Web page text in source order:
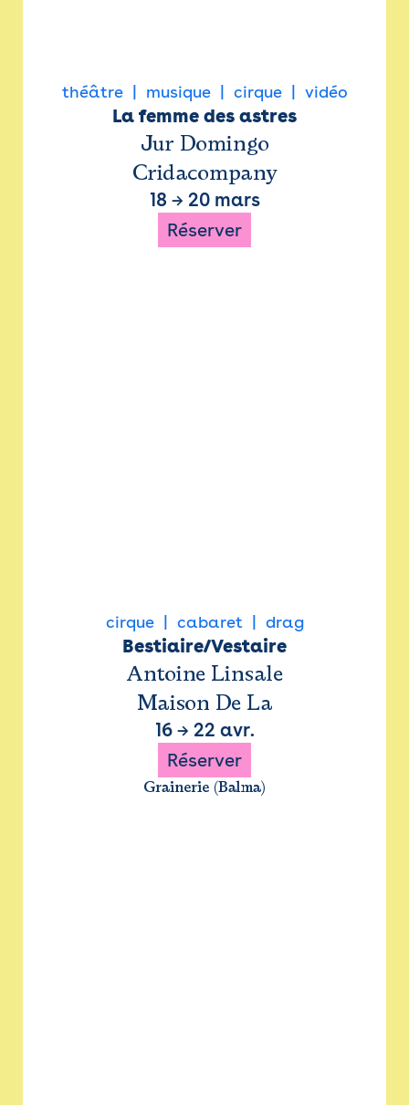
théâtre musique cirque vidéo
La femme des astres
Jur Domingo
Cridacompany
18 → 20 mars
Réserver
cirque cabaret drag
Bestiaire/Vestaire
Antoine Linsale
Maison De La
16→ 22 avr.
Réserver
Grainerie (Balma)